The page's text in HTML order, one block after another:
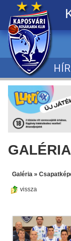
GALÉRIA
Galéria »
vissza